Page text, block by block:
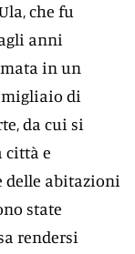
che fu
anni
in un
migliaio di
da cui si
città e
delle abitazioni
state
rendersi